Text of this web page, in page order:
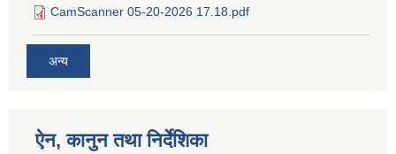
CamScanner 05-20-2026 17.18.pdf
अन्य
ऐन, कानुन तथा निर्देशिका